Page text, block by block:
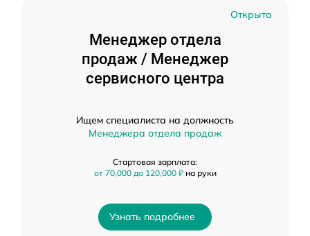
Открыта
Менеджер отдела
продаж / Менеджер
сервисного центра
Ищем специалиста на должность
Менеджера отдела продаж
Стартовая зарплата:
от 70,000 до 120,000 ₽ на руки
Узнать подробнее